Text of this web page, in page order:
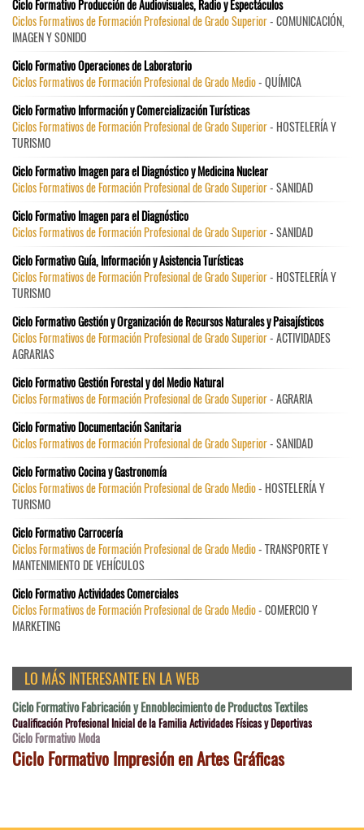
Ciclo Formativo Producción de Audiovisuales, Radio y Espectáculos
Ciclos Formativos de Formación Profesional de Grado Superior- COMUNICACIÓN,
IMAGEN Y SONIDO
Ciclo Formativo Operaciones de Laboratorio
Ciclos Formativos de Formación Profesional de Grado Medio- QUÍMICA
Ciclo Formativo Información y Comercialización Turísticas
Ciclos Formativos de Formación Profesional de Grado Superior- HOSTELERÍA Y
TURISMO
Ciclo Formativo Imagen para el Diagnóstico y Medicina Nuclear
Ciclos Formativos de Formación Profesional de Grado Superior- SANIDAD
Ciclo Formativo Imagen para el Diagnóstico
Ciclos Formativos de Formación Profesional de Grado Superior- SANIDAD
Ciclo Formativo Guía, Información y Asistencia Turísticas
Ciclos Formativos de Formación Profesional de Grado Superior- HOSTELERÍA Y
TURISMO
Ciclo Formativo Gestión y Organización de Recursos Naturales y Paisajísticos
Ciclos Formativos de Formación Profesional de Grado Superior- ACTIVIDADES
AGRARIAS
Ciclo Formativo Gestión Forestal y del Medio Natural
Ciclos Formativos de Formación Profesional de Grado Superior- AGRARIA
Ciclo Formativo Documentación Sanitaria
Ciclos Formativos de Formación Profesional de Grado Superior- SANIDAD
Ciclo Formativo Cocina y Gastronomía
Ciclos Formativos de Formación Profesional de Grado Medio- HOSTELERÍA Y
TURISMO
Ciclo Formativo Carrocería
Ciclos Formativos de Formación Profesional de Grado Medio- TRANSPORTE Y
MANTENIMIENTO DE VEHÍCULOS
Ciclo Formativo Actividades Comerciales
Ciclos Formativos de Formación Profesional de Grado Medio- COMERCIO Y
MARKETING
LO MÁS INTERESANTE EN LA WEB
Ciclo Formativo Fabricación y Ennoblecimiento de Productos Textiles
Cualificación Profesional Inicial de la Familia Actividades Físicas y Deportivas
Ciclo Formativo Moda
Ciclo Formativo Impresión en Artes Gráficas